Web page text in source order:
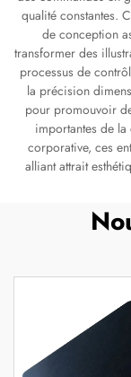
qualité constantes.
de conception
transformer des
processus de
la précision
pour promouvoir
importantes de
corporative, ces
alliant attrait